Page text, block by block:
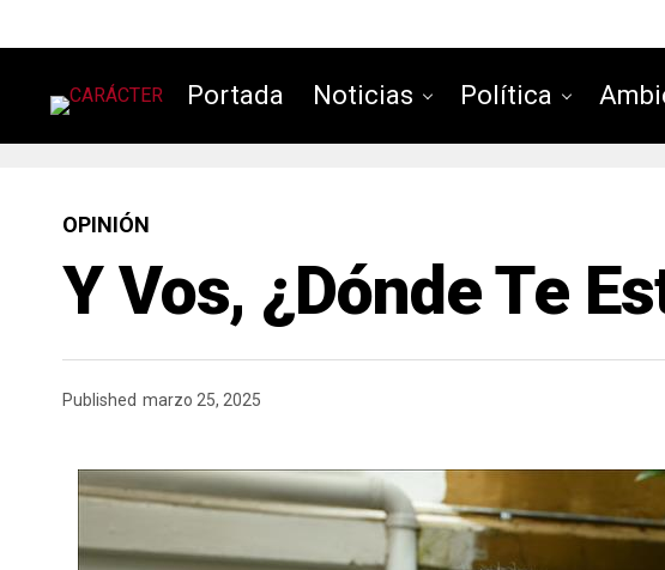
Portada Noticias Política
OPINIÓN
Y Vos, ¿dónde Te
Published marzo 25, 2025